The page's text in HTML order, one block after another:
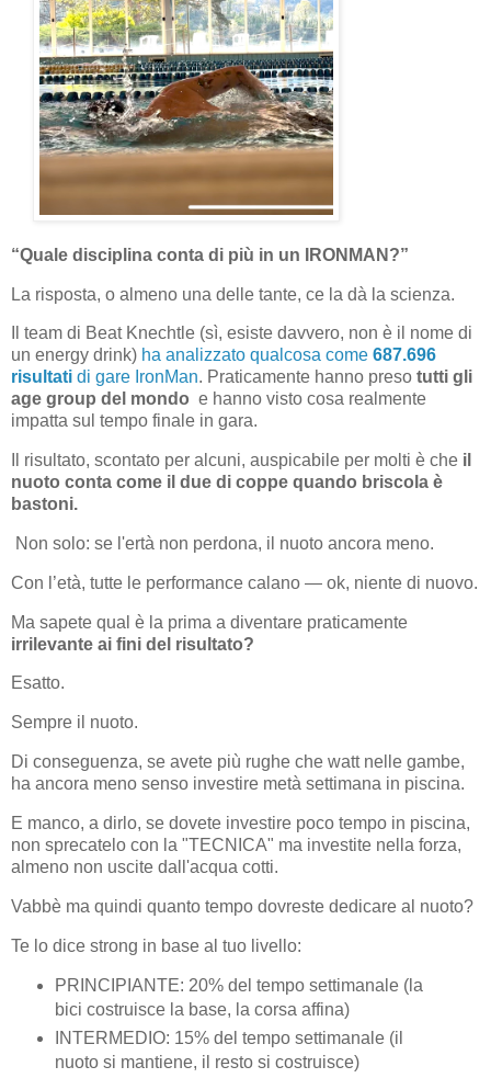
“Quale disciplina conta di più in un IRONMAN?”
La risposta, o almeno una delle tante, ce la dà la scienza.
Il team di Beat Knechtle (sì, esiste davvero, non è il nome di
un energy drink) ha analizzato qualcosa come 687.696
risultati di gare IronMan. Praticamente hanno preso tutti gli
age group del mondo e hanno visto cosa realmente
impatta sul tempo finale in gara.
Il risultato, scontato per alcuni, auspicabile per molti è che il
nuoto conta come il due di coppe quando briscola è
bastoni.
Non solo: se l'ertà non perdona, il nuoto ancora meno.
Con l’età, tutte le performance calano — ok, niente di nuovo.
Ma sapete qual è la prima a diventare praticamente
irrilevante ai fini del risultato?
Esatto.
Sempre il nuoto.
Di conseguenza, se avete più rughe che watt nelle gambe,
ha ancora meno senso investire metà settimana in piscina.
E manco, a dirlo, se dovete investire poco tempo in piscina,
non sprecatelo con la "TECNICA" ma investite nella forza,
almeno non uscite dall'acqua cotti.
Vabbè ma quindi quanto tempo dovreste dedicare al nuoto?
Te lo dice strong in base al tuo livello:
PRINCIPIANTE: 20% del tempo settimanale (la
bici costruisce la base, la corsa affina)
INTERMEDIO: 15% del tempo settimanale (il
nuoto si mantiene, il resto si costruisce)